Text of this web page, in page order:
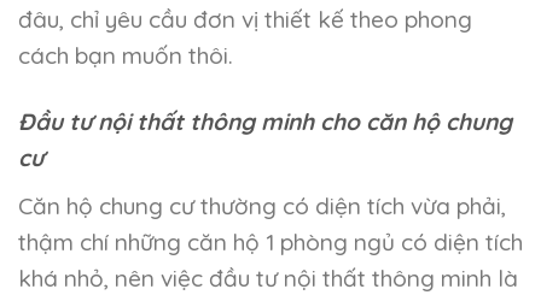
đâu, chỉ yêu cầu đơn vị thiết kế theo phong
cách bạn muốn thôi.
Đầu tư nội thất thông minh cho căn hộ chung
cư
Căn hộ chung cư thường có diện tích vừa phải,
thậm chí những căn hộ 1 phòng ngủ có diện tích
khá nhỏ, nên việc đầu tư nội thất thông minh là